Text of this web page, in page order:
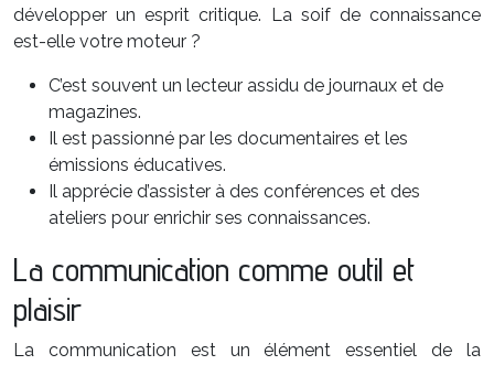
développer un esprit critique. La soif de connaissance
est-elle votre moteur ?
C’est souvent un lecteur assidu de journaux et de
magazines.
Il est passionné par les documentaires et les
émissions éducatives.
Il apprécie d’assister à des conférences et des
ateliers pour enrichir ses connaissances.
La communication comme outil et
plaisir
La communication est un élément essentiel de la